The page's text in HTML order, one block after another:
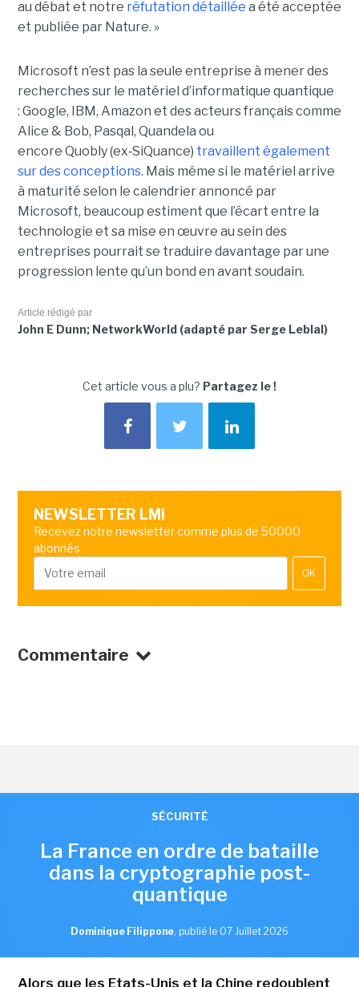
au débat et notre réfutation détaillée a été acceptée
et publiée par Nature. »
Microsoft n’est pas la seule entreprise à mener des
recherches sur le matériel d’informatique quantique
: Google, IBM, Amazon et des acteurs français comme
Alice & Bob, Pasqal, Quandela ou
encore Quobly (ex‑SiQuance) travaillent également
sur des conceptions. Mais même si le matériel arrive
à maturité selon le calendrier annoncé par
Microsoft, beaucoup estiment que l’écart entre la
technologie et sa mise en œuvre au sein des
entreprises pourrait se traduire davantage parune
progression lente qu’un bond en avant soudain.
Article rédigé par
John E Dunn; NetworkWorld (adapté par Serge Leblal)
Cet article vous a plu? Partagez le !
NEWSLETTER LMI
Recevez notre newsletter comme plus de 50000
abonnés
OK
Commentaire
SÉCURITÉ
La France en ordre de bataille
dans la cryptographie post-
quantique
Dominique Filippone, publié le 07 Juillet 2026
Alors que les Etats-Unis et la Chine redoublent